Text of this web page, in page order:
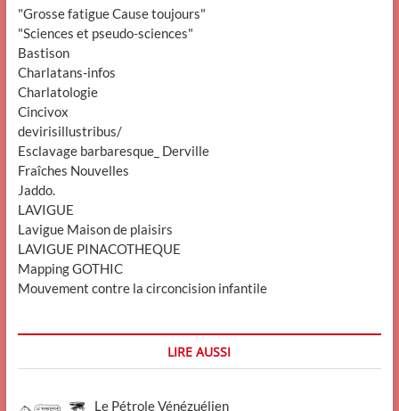
"Grosse fatigue Cause toujours"
"Sciences et pseudo-sciences"
Bastison
Charlatans-infos
Charlatologie
Cincivox
devirisillustribus/
Esclavage barbaresque_ Derville
Fraîches Nouvelles
Jaddo.
LAVIGUE
Lavigue Maison de plaisirs
LAVIGUE PINACOTHEQUE
Mapping GOTHIC
Mouvement contre la circoncision infantile
LIRE AUSSI
Le Pétrole Vénézuélien